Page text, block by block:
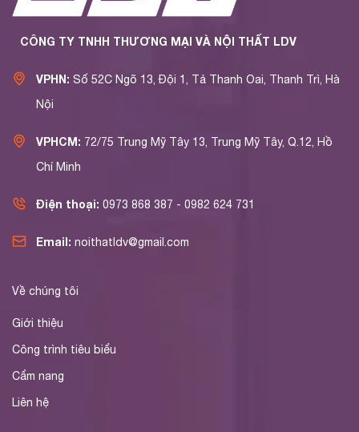
CÔNG TY TNHH THƯƠNG MẠI VÀ NỘI THẤT LDV
VPHN: Số 52C Ngõ 13, Đội 1, Tả Thanh Oai, Thanh Trì, Hà
Nội
VPHCM: 72/75 Trung Mỹ Tây 13, Trung Mỹ Tây, Q.12, Hồ
Chí Minh
Điện thoại: 0973 868 387 - 0982 624 731
Email: noithatldv@gmail.com
Về chúng tôi
Giới thiệu
Công trình tiêu biểu
Cẩm nang
Liên hệ